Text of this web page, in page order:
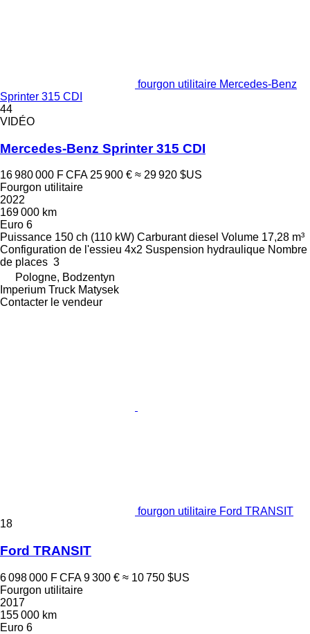
fourgon utilitaire Mercedes-Benz
Sprinter 315 CDI
44
VIDÉO
Mercedes-Benz Sprinter 315 CDI
16 980 000 F CFA 25 900 € ≈ 29 920 $US
Fourgon utilitaire
2022
169 000 km
Euro 6
Puissance 150 ch (110 kW) Carburant diesel Volume 17,28 m³
Configuration de l'essieu 4x2 Suspension hydraulique Nombre
de places 3
Pologne, Bodzentyn
Imperium Truck Matysek
Contacter le vendeur
fourgon utilitaire Ford TRANSIT
18
Ford TRANSIT
6 098 000 F CFA 9 300 € ≈ 10 750 $US
Fourgon utilitaire
2017
155 000 km
Euro 6